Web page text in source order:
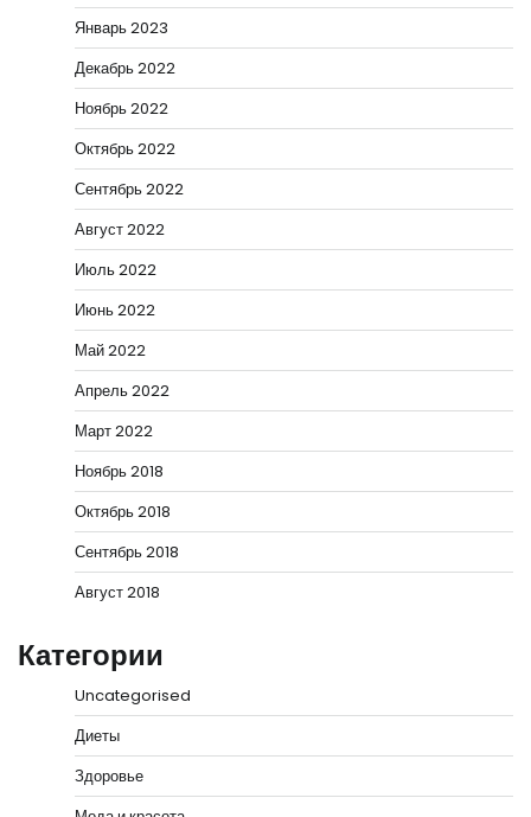
Январь 2023
Декабрь 2022
Ноябрь 2022
Октябрь 2022
Сентябрь 2022
Август 2022
Июль 2022
Июнь 2022
Май 2022
Апрель 2022
Март 2022
Ноябрь 2018
Октябрь 2018
Сентябрь 2018
Август 2018
Категории
Uncategorised
Диеты
Здоровье